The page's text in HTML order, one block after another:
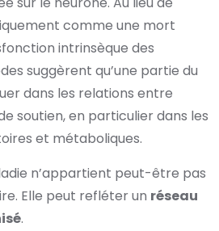
comme une mort
intrinsèque des
suggèrent qu’une partie du
dans les relations entre
soutien, en particulier dans les
et métaboliques.
n’appartient peut-être pas
Elle peut refléter un réseau
.